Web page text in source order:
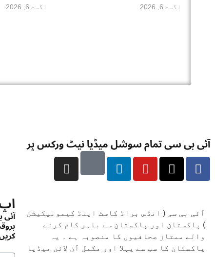
اگست 6, 2026 اگست 6, 2026
آئی بی سی تمام سوشل میڈیا نیٹ ورکس پر
آئی بی سی ( انڈس براڈ کاسٹ اینڈ کیمونیکیشن
) پاکستان اور پاکستان سے باہر کام کرنے
والے ممتاز صحافیوں کا منصوبہ ہے ۔ یہ
پاکستان کا سب سے پہلا اور مکمل آن لائن میڈیا